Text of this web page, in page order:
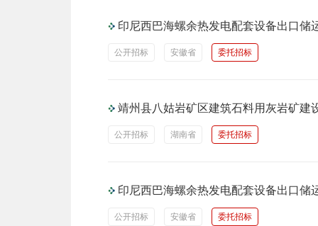
印尼西巴海螺余热发电配套设备出口储
公开招标 安徽省 委托招标
靖州县八姑岩矿区建筑石料用灰岩矿建
公开招标 湖南省 委托招标
印尼西巴海螺余热发电配套设备出口储
公开招标 安徽省 委托招标